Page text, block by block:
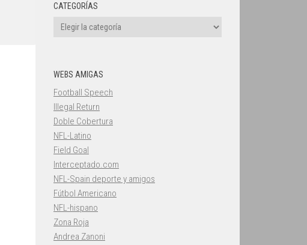
CATEGORÍAS
Categorías
WEBS AMIGAS
Football Speech
Illegal Return
Doble Cobertura
NFL-Latino
Field Goal
Interceptado.com
NFL-Spain deporte y amigos
Fútbol Americano
NFL-hispano
Zona Roja
Andrea Zanoni